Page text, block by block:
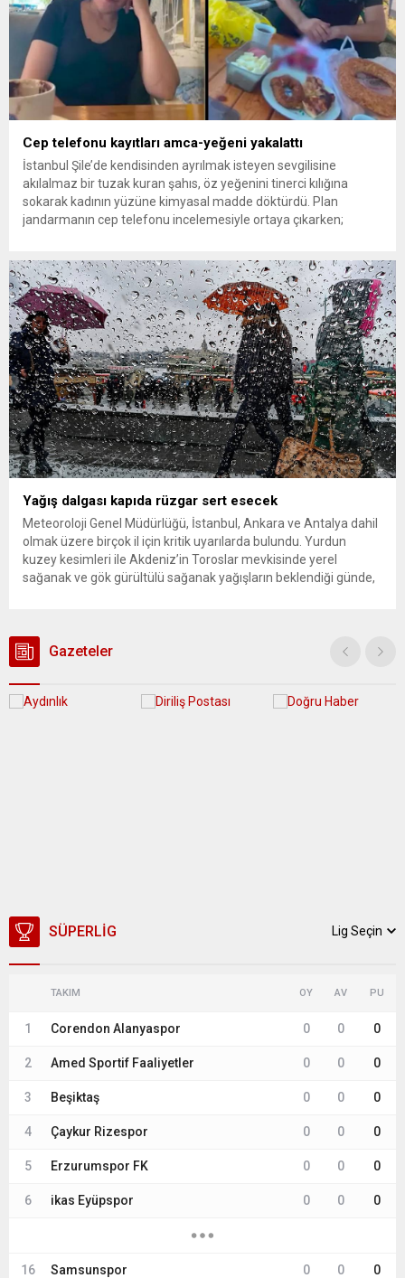
Cep telefonu kayıtları amca-yeğeni yakalattı
İstanbul Şile’de kendisinden ayrılmak isteyen sevgilisine
akılalmaz bir tuzak kuran şahıs, öz yeğenini tinerci kılığına
sokarak kadının yüzüne kimyasal madde döktürdü. Plan
jandarmanın cep telefonu incelemesiyle ortaya çıkarken;
bakımda yaşam savaşı...
Yağış dalgası kapıda rüzgar sert esecek
Meteoroloji Genel Müdürlüğü, İstanbul, Ankara ve Antalya dahil
olmak üzere birçok il için kritik uyarılarda bulundu. Yurdun
kuzey kesimleri ile Akdeniz’in Toroslar mevkisinde yerel
sağanak ve gök gürültülü sağanak yağışların beklendiği günde,
Gazeteler
SÜPERLIG Lig Seçin
TAKIM OY AV PU
1 Corendon Alanyaspor 0 0 0
2 Amed Sportif Faaliyetler 0 0 0
3 Beşiktaş 0 0 0
4 Çaykur Rizespor 0 0 0
5 Erzurumspor FK 0 0 0
6 ikas Eyüpspor 0 0 0
16 Samsunspor 0 0 0